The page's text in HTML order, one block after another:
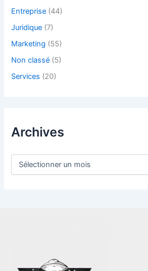
Entreprise (44)
Juridique (7)
Marketing (55)
Non classé (5)
Services (20)
Archives
A